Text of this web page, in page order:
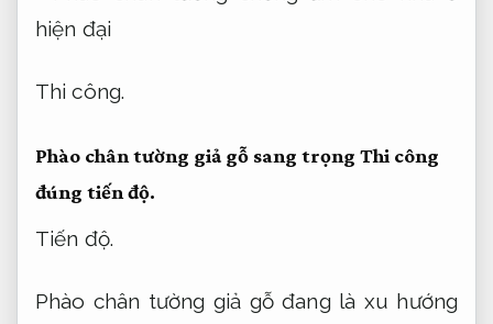
Thi công.
Phào chân tường giả gỗ sang trọng Thi công
đúng tiến độ.
Tiến độ.
Phào chân tường giả gỗ đang là xu hướng